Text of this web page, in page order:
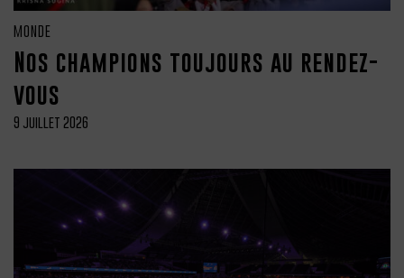
MONDE
Nos champions toujours au rendez-
vous
9 juillet 2026